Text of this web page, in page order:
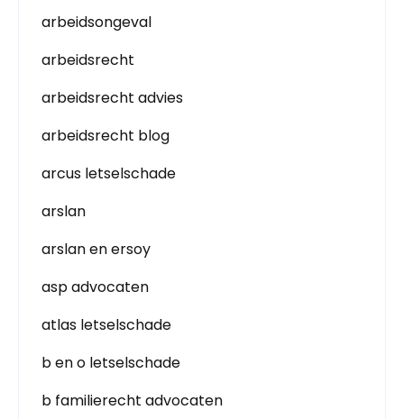
arbeidsongeval
arbeidsrecht
arbeidsrecht advies
arbeidsrecht blog
arcus letselschade
arslan
arslan en ersoy
asp advocaten
atlas letselschade
b en o letselschade
b familierecht advocaten